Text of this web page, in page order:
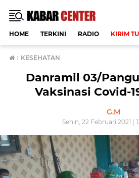
HOME TERKINI RADIO KIRIM
› KESEHATAN
Danramil 03/
Vaksinasi Covid-
G.M
Senin, 22 Februari 2021 |